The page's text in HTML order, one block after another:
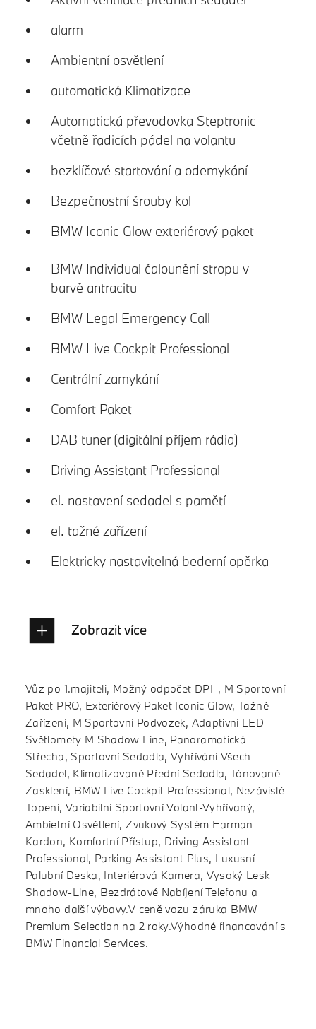
alarm
Ambientní osvětlení
automatická Klimatizace
Automatická převodovka Steptronic
včetně řadicích pádel na volantu
bezklíčové startování a odemykání
Bezpečnostní šrouby kol
BMW Iconic Glow exteriérový paket
BMW Individual čalounění stropu v
barvě antracitu
BMW Legal Emergency Call
BMW Live Cockpit Professional
Centrální zamykání
Comfort Paket
DAB tuner (digitální příjem rádia)
Driving Assistant Professional
el. nastavení sedadel s pamětí
el. tažné zařízení
Elektricky nastavitelná bederní opěrka
Zobrazit více
Vůz po 1.majiteli, Možný odpočet DPH, M Sportovní
Paket PRO, Exteriérový Paket Iconic Glow, Tažné
Zařízení, M Sportovní Podvozek, Adaptivní LED
Světlomety M Shadow Line, Panoramatická
Střecha, Sportovní Sedadla, Vyhřívání Všech
Sedadel, Klimatizované Přední Sedadla, Tónované
Zasklení, BMW Live Cockpit Professional, Nezávislé
Topení, Variabilní Sportovní Volant-Vyhřívaný,
Ambietní Osvětlení, Zvukový Systém Harman
Kardon, Komfortní Přístup, Driving Assistant
Professional, Parking Assistant Plus, Luxusní
Palubní Deska, Interiérová Kamera, Vysoký Lesk
Shadow-Line, Bezdrátové Nabíjení Telefonu a
mnoho další výbavy.V ceně vozu záruka BMW
Premium Selection na 2 roky.Výhodné financování s
BMW Financial Services.